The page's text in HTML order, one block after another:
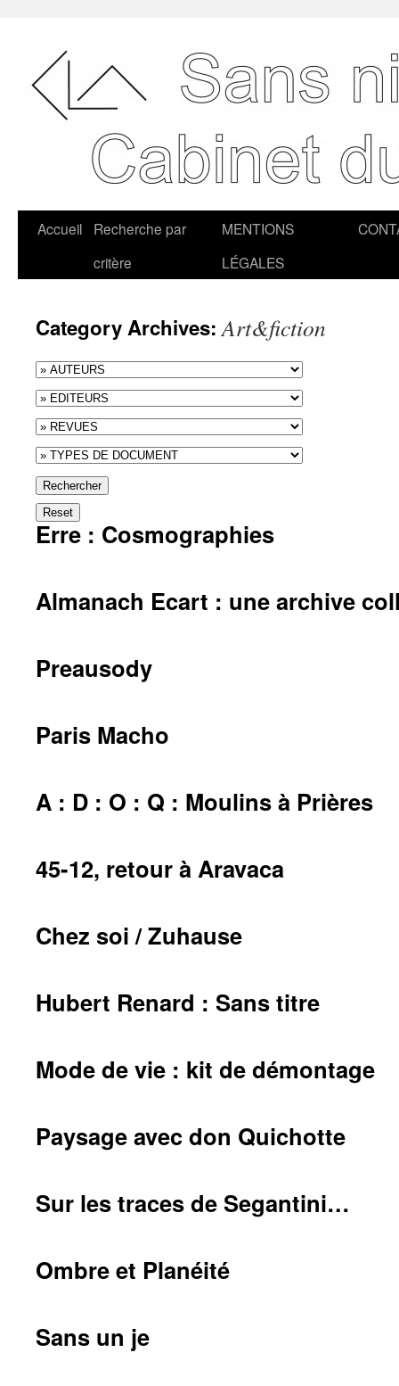
Accueil
Recherche par
critère
MENTIONS
LÉGALES
Category Archives: Art&fiction
Rechercher
Reset
Erre : Cosmographies
Almanach Ecart : une archive
Preausody
Paris Macho
A : D : O : Q : Moulins à Prières
45-12, retour à Aravaca
Chez soi / Zuhause
Hubert Renard : Sans titre
Mode de vie : kit de démontage
Paysage avec don Quichotte
Sur les traces de Segantini…
Ombre et Planéité
Sans un je